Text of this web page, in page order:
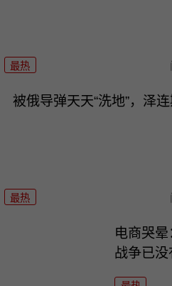
最热
被俄导弹天天“洗地”，泽
最热
电商哭晕
战争已没